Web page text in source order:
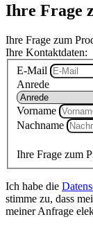
Ihre Frage
Ihre Frage zum
Ihre Kontaktdaten:
E-Mail
Anrede
Vorname
Nachname
Ihre Frage zum
Ich habe die
stimme zu, dass
meiner Anfrage